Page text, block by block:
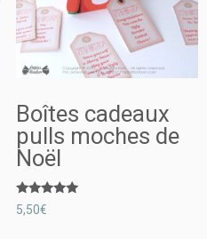
Boîtes cadeaux
pulls moches de
Noël
Note
5.00
5,50€